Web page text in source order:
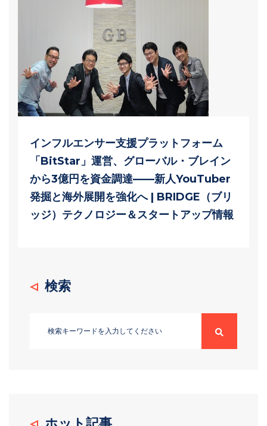
インフルエンサー支援プラットフォーム
「BitStar」運営、グローバル・ブレイン
から3億円を資金調達——新人YouTuber
発掘と海外展開を強化へ | BRIDGE（ブリ
ッジ）テクノロジー＆スタートアップ情報
検索